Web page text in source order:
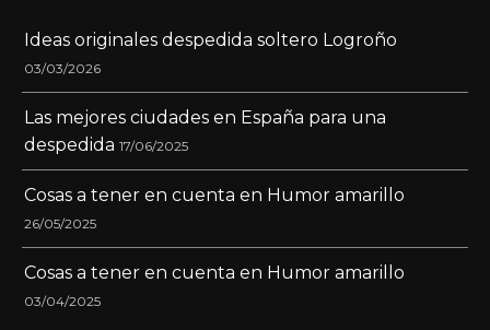
Ideas originales despedida soltero Logroño
03/03/2026
Las mejores ciudades en España para una
despedida 17/06/2025
Cosas a tener en cuenta en Humor amarillo
26/05/2025
Cosas a tener en cuenta en Humor amarillo
03/04/2025